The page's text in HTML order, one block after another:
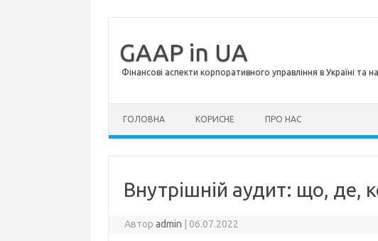
GAAP in UA
Фінансові аспекти корпоративного управління в Україні та
ГОЛОВНА КОРИСНЕ ПРО НАС
Внутрішній аудит: що, де,
Авторadmin 06.07.2022